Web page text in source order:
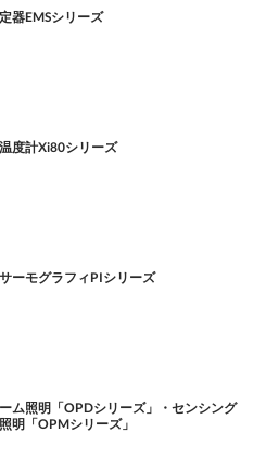
お選びください。 型 式 用 途
消費電力に対するDC24V電源の必
OP-ECBX9-3 外部点灯制御用ケ
3 外部制御ケーブル 150g 9,800
■ スイッチング電源 300 DC24V出
せください。 200 電源仕様 OPPX
力 出力電流 定格出力電圧 定格入
設定 総消費電力 0 0.0 DC24V
200 240W 10A ±1% ～240V 有
費電力[W] DC24V AC100 無
ードバック制御：ON） ストロ
±1% ～240V 有 120W＞
） ストロボ（フィードバック
電力は、PWM調光の場合です。
電源の必要出力電流[A]
設定時： 7.7μs～7684.6μs（7.7μs
ステップ） ※1msを超える場合
イプ： DC24Vで駆動 点灯周期制
上の周期が必要) ７% Duty (パル
要) 入 力 外部点灯制御ピン 「5V
24V、OFF電圧： 1V以下
2μs以内、ON→OFF 12μs以内
ON電圧： ５～24V、OFF電圧：
応答時間： OFF→ON 86μs以内、
変更可能な汎用出力 6点 フォト
Max.50mA/DC30V 残留電圧
speed,Type-Cコネクタ） 仮想
インターフェース RS-232C
/ 115200 bps Etherne（t
□□□E□のみ搭載
iQ Sensor Solution) 使用周囲温度
と) 耐振動 10～55Hz 振幅1.5㎜
約10G X、Y、Z各方向 3回 材 質
イプ：260g、4chタイプ：360g
器EMSシリーズ
度計Xi80シリーズ
ーモグラフィPIシリーズ
ム照明「OPDシリーズ」・センシング
明「OPMシリーズ」